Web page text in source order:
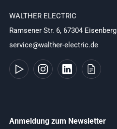
WALTHER ELECTRIC
Ramsener Str. 6, 67304 Eisenberg
service@walther-electric.de
Anmeldung zum Newsletter